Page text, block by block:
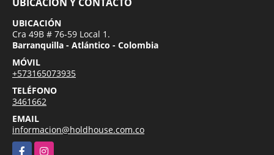
UBICACIÓN
Cra 49B # 76-59 Local 1.
Barranquilla - Atlántico - Colombia
MÓVIL
+573165073935
TELÉFONO
3461662
EMAIL
informacion@holdhouse.com.co
FacebookInstagram